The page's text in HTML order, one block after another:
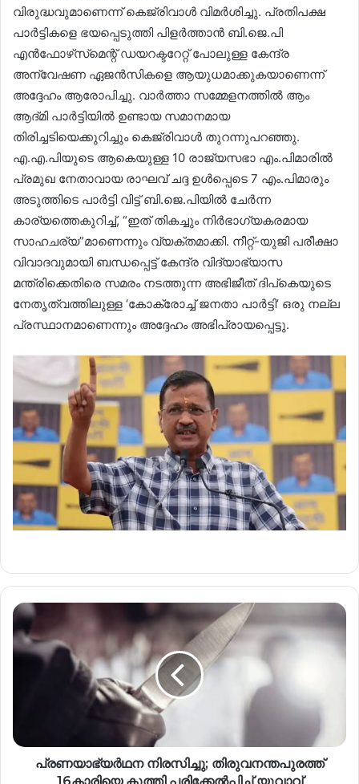
വിരുദ്ധവുമാണെന്ന് കെജ്രിവാൾ വിമർശിച്ചു. പ്രതിപക്ഷ
പാർട്ടികളെ ഭയപ്പെടുത്തി പിളർത്താൻ ബി.ജെ.പി
എൻഫോഴ്‌സ്‌മെന്റ് ഡയറക്ടറേറ്റ് പോലുള്ള കേന്ദ്ര
അന്വേഷണ ഏജൻസികളെ ആയുധമാക്കുകയാണെന്ന്
അദ്ദേഹം ആരോപിച്ചു. വാർത്താ സമ്മേളനത്തിൽ ആം
ആദ്മി പാർട്ടിയിൽ ഉണ്ടായ സമാനമായ
തിരിച്ചടിയെക്കുറിച്ചും കെജ്‌രിവാൾ തുറന്നുപറഞ്ഞു.
എ.എ.പിയുടെ ആകെയുള്ള 10 രാജ്യസഭാ എം.പിമാരിൽ
പ്രമുഖ നേതാവായ രാഘവ് ചദ്ദ ഉൾപ്പെടെ 7 എം.പിമാരും
അടുത്തിടെ പാർട്ടി വിട്ട് ബി.ജെ.പിയിൽ ചേർന്ന
കാര്യത്തെകുറിച്ച്, “ഇത് തികച്ചും നിർഭാഗ്യകരമായ
സാഹചര്യ”മാണെന്നും വ്യക്തമാക്കി. നീറ്റ്-യുജി പരീക്ഷാ
വിവാദവുമായി ബന്ധപ്പെട്ട് കേന്ദ്ര വിദ്യാഭ്യാസ
മന്ത്രിക്കെതിരെ സമരം നടത്തുന്ന അഭിജീത് ദിപ്‌കെയുടെ
നേതൃത്വത്തിലുള്ള ‘കോക്രോച്ച് ജനതാ പാർട്ടി’ ഒരു നല്ല
പ്രസ്ഥാനമാണെന്നും അദ്ദേഹം അഭിപ്രായപ്പെട്ടു.
പ്രണയാഭ്യർഥന നിരസിച്ചു; തിരുവനന്തപുരത്ത്